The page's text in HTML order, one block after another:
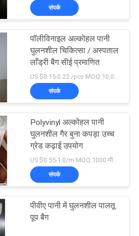
कपड़े धोने
72
गैर बुना
33
संपर्क
पॉलीविनाइल अल्कोहल पानी
घुलनशील चिकित्सा / अस्पताल
लाँड्री बैग सीई प्रमाणित
संपर्क
Polyvinyl अल्कोहल पानी
घुलनशील गैर बुना कपड़ा उच्च
ग्रेड कढ़ाई उपयोग
US $0.55-1.0/m MOQ:1000 मी
संपर्क
पीवीए पानी में घुलनशील पालतू
पूप बैग